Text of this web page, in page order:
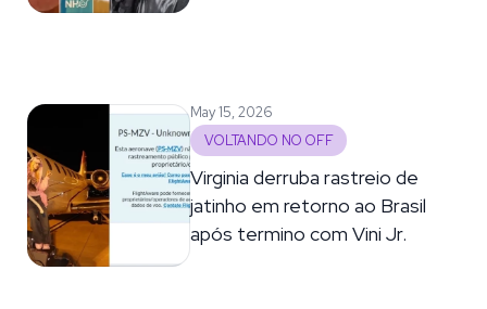
May 15, 2026
VOLTANDO NO OFF
Virginia derruba rastreio de
jatinho em retorno ao Brasil
após termino com Vini Jr.